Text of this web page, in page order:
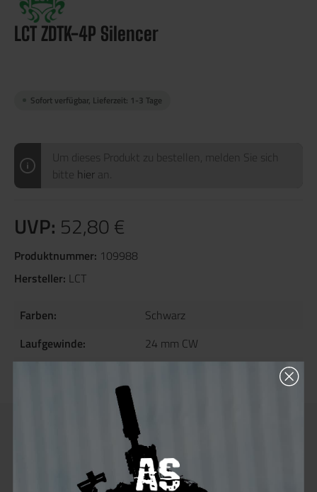
LCT ZDTK-4P Silencer
Sofort verfügbar, Lieferzeit: 1-3 Tage
Um dieses Produkt zu bestellen, melden Sie sich
bitte hier an.
UVP: 52,80 €
Produktnummer: 109988
Hersteller: LCT
Farben:
Schwarz
Laufgewinde:
24 mm CW